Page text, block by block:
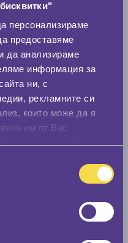
персонализираме
предоставяме
да анализираме
информация за
ни, с
рекламните си
които може да я
им от Вас